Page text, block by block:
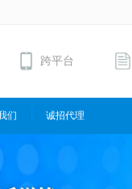
跨平台
们 诚招代理